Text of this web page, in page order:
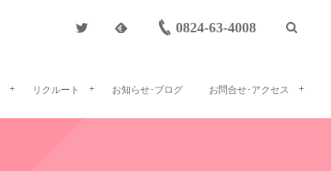
0824-63-4008
リクルート お知らせ･ブログ お問合せ･アクセス